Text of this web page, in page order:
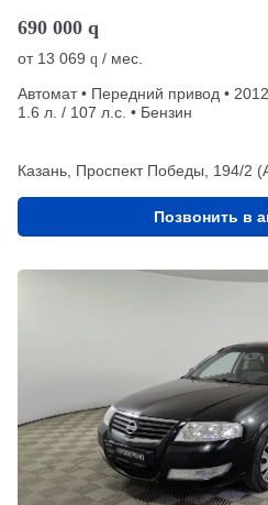
690 000 q
от 13 069 q / мес.
Автомат • Передний привод •
1.6 л. / 107 л.с. • Бензин
Казань, Проспект Победы, 194/2
Позвонить в